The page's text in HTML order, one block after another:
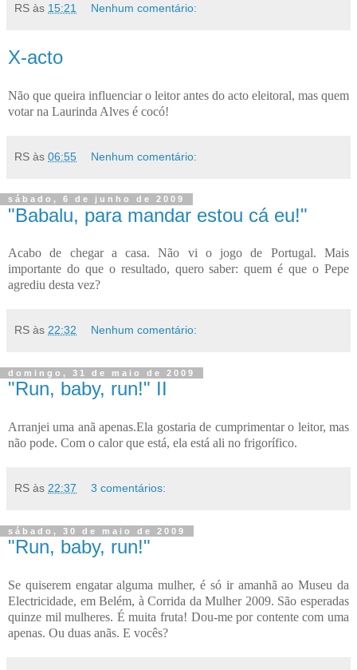
RS às 15:21 Nenhum comentário:
X-acto
Não que queira influenciar o leitor antes do acto eleitoral, mas quem
votar na Laurinda Alves é cocó!
RS às 06:55 Nenhum comentário:
sábado, 6 de junho de 2009
"Babalu, para mandar estou cá eu!"
Acabo de chegar a casa. Não vi o jogo de Portugal. Mais
importante do que o resultado, quero saber: quem é que o Pepe
agrediu desta vez?
RS às 22:32 Nenhum comentário:
domingo, 31 de maio de 2009
"Run, baby, run!" II
Arranjei uma anã apenas.Ela gostaria de cumprimentar o leitor, mas
não pode. Com o calor que está, ela está ali no frigorífico.
RS às 22:37 3 comentários:
sábado, 30 de maio de 2009
"Run, baby, run!"
Se quiserem engatar alguma mulher, é só ir amanhã ao Museu da
Electricidade, em Belém, à Corrida da Mulher 2009. São esperadas
quinze mil mulheres. É muita fruta! Dou-me por contente com uma
apenas. Ou duas anãs. E vocês?